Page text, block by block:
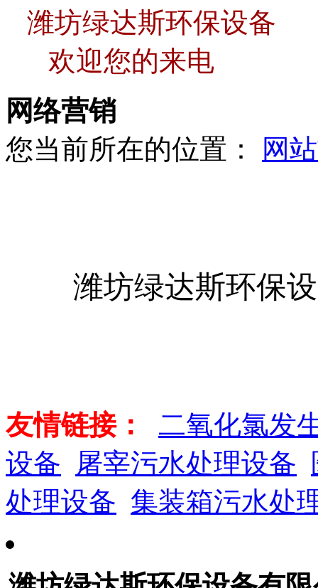
潍坊绿达斯环保设备
欢迎您的来电
网络营销
您当前所在的位置：
网
潍坊绿达斯环保
友情链接：
二氧化氯发
设备
屠宰污水处理设备
处理设备 集装箱污水处